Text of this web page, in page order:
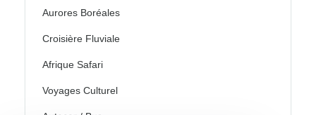
Aurores Boréales
Croisière Fluviale
Afrique Safari
Voyages Culturel